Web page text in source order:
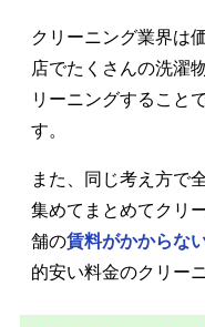
クリーニング業界は
店でたくさんの洗濯
リーニングすること
す。
また、同じ考え方で
集めてまとめてクリ
舗の賃料がかからな
的安い料金のクリー